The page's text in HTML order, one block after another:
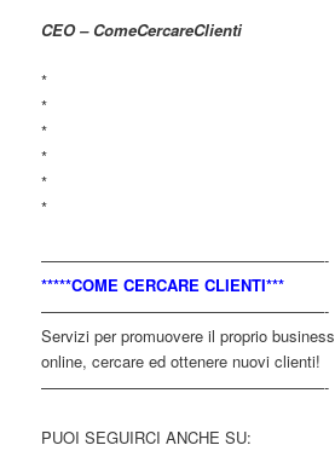
CEO – ComeCercareClienti
*
*
*
*
*
*
——————————————————-
*****COME CERCARE CLIENTI***
——————————————————-
Servizi per promuovere il proprio business
online, cercare ed ottenere nuovi clienti!
——————————————————-
PUOI SEGUIRCI ANCHE SU: